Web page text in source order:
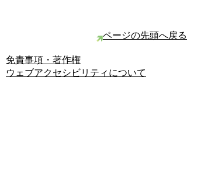
ページの先頭へ戻る
免責事項・著作権
ウェブアクセシビリティについて